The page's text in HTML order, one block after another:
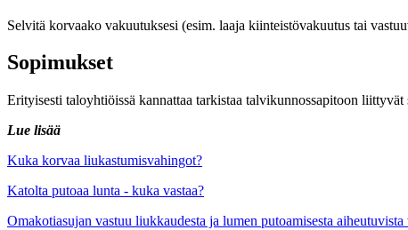
Selvitä korvaako vakuutuksesi (esim. laaja kiinteistövakuutus tai
Sopimukset
Erityisesti taloyhtiöissä kannattaa tarkistaa talvikunnossapitoon
Lue lisää
Kuka korvaa liukastumisvahingot?
Katolta putoaa lunta - kuka vastaa?
Omakotiasujan vastuu liukkaudesta ja lumen putoamisesta aiheutuvista